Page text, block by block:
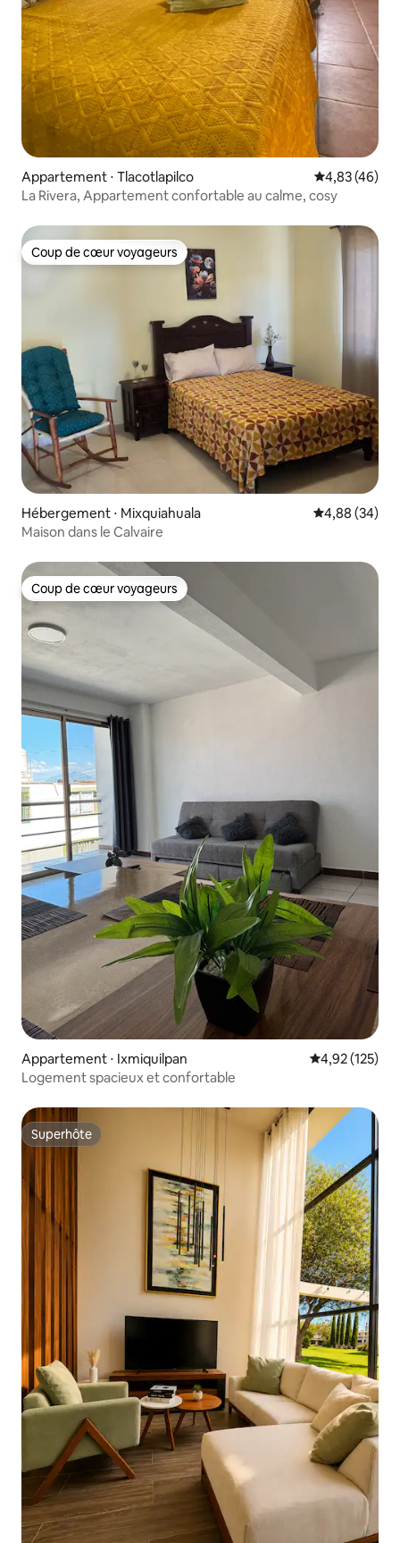
Appartement ⋅ Tlacotlapilco Évaluation
4,83 (46)
La Rivera, Appartement confortable au calme, cosy
Coup de cœur voyageurs
Coup de cœur voyageurs
Hébergement ⋅ Mixquiahuala Évaluation
4,88 (34)
Maison dans le Calvaire
Coup de cœur voyageurs
Coup de cœur voyageurs
Appartement ⋅ Ixmiquilpan Évaluation
4,92 (125)
Logement spacieux et confortable
Superhôte
Superhôte